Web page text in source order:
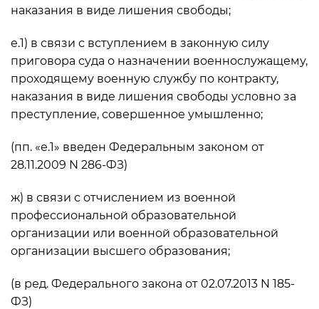
наказания в виде лишения свободы;
е.1) в связи с вступлением в законную силу
приговора суда о назначении военнослужащему,
проходящему военную службу по контракту,
наказания в виде лишения свободы условно за
преступление, совершенное умышленно;
(пп. «е.1» введен Федеральным законом от
28.11.2009 N 286-ФЗ)
ж) в связи с отчислением из военной
профессиональной образовательной
организации или военной образовательной
организации высшего образования;
(в ред. Федерального закона от 02.07.2013 N 185-
ФЗ)